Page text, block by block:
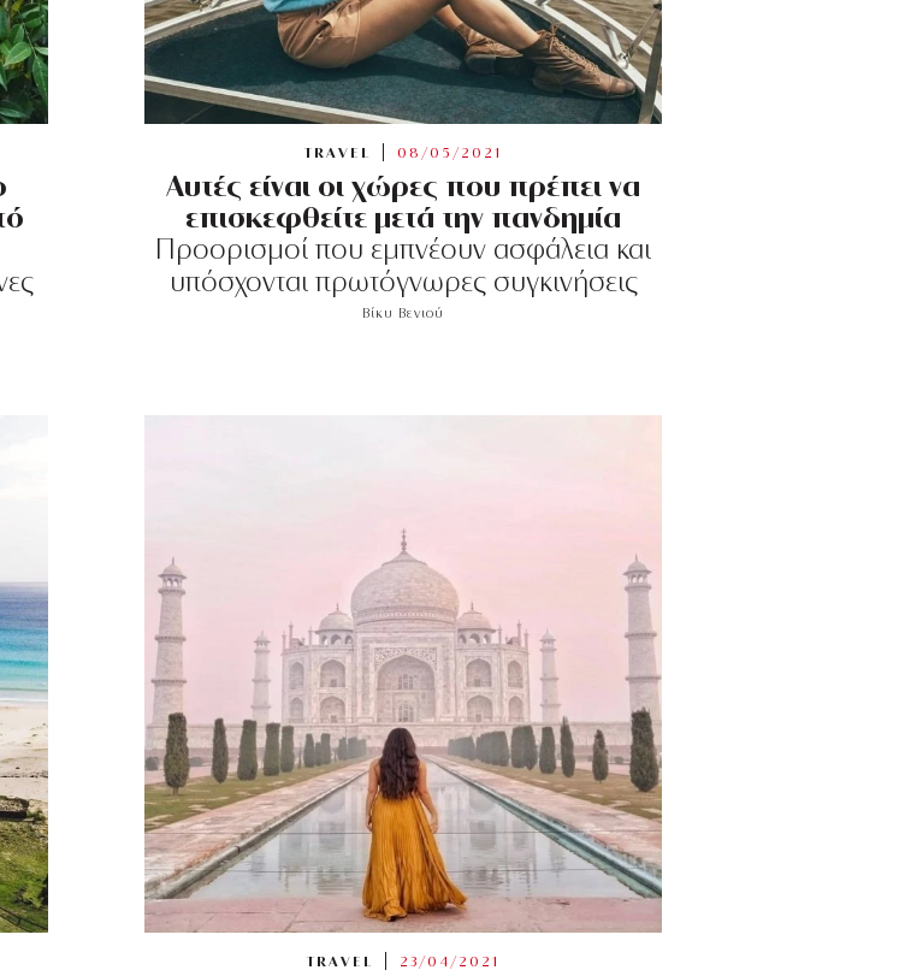
TRAVEL 08/05/2021
Αυτές είναι οι χώρες που πρέπει να
επισκεφθείτε μετά την πανδημία
Προορισμοί που εμπνέουν ασφάλεια και
υπόσχονται πρωτόγνωρες συγκινήσεις
Βίκυ Βενιού
TRAVEL 23/04/2021